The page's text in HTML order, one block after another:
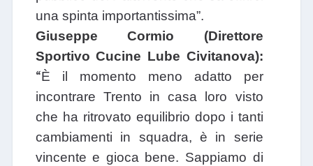
una spinta importantissima”.
Giuseppe Cormio (Direttore
Sportivo Cucine Lube Civitanova):
“È il momento meno adatto per
incontrare Trento in casa loro visto
che ha ritrovato equilibrio dopo i tanti
cambiamenti in squadra, è in serie
vincente e gioca bene. Sappiamo di